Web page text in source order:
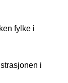
fylke i
i